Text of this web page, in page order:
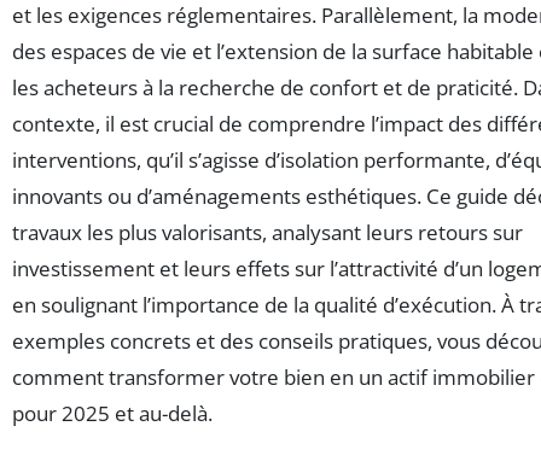
et les exigences réglementaires. Parallèlement, la
des espaces de vie et l’extension de la surface
les acheteurs à la recherche de confort et de praticité.
contexte, il est crucial de comprendre l’impact des
interventions, qu’il s’agisse d’isolation performante,
innovants ou d’aménagements esthétiques. Ce guide
travaux les plus valorisants, analysant leurs retours sur
investissement et leurs effets sur l’attractivité d’un
en soulignant l’importance de la qualité d’exécution. À
exemples concrets et des conseils pratiques, vous
comment transformer votre bien en un actif
pour 2025 et au-delà.